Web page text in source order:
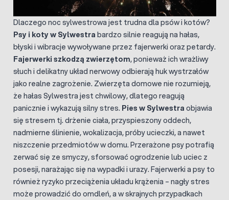
Dlaczego noc sylwestrowa jest trudna dla psów i kotów?
Psy i koty w Sylwestra bardzo silnie reagują na hałas,
błyski i wibracje wywoływane przez fajerwerki oraz petardy.
Fajerwerki szkodzą zwierzętom, ponieważ ich wrażliwy
słuch i delikatny układ nerwowy odbierają huk wystrzałów
jako realne zagrożenie. Zwierzęta domowe nie rozumieją,
że hałas Sylwestra jest chwilowy, dlatego reagują
panicznie i wykazują silny stres. Pies w Sylwestra objawia
się stresem tj. drżenie ciała, przyspieszony oddech,
nadmierne ślinienie, wokalizacja, próby ucieczki, a nawet
niszczenie przedmiotów w domu. Przerażone psy potrafią
zerwać się ze smyczy, sforsować ogrodzenie lub uciec z
posesji, narażając się na wypadki i urazy. Fajerwerki a psy to
również ryzyko przeciążenia układu krążenia – nagły stres
może prowadzić do omdleń, a w skrajnych przypadkach